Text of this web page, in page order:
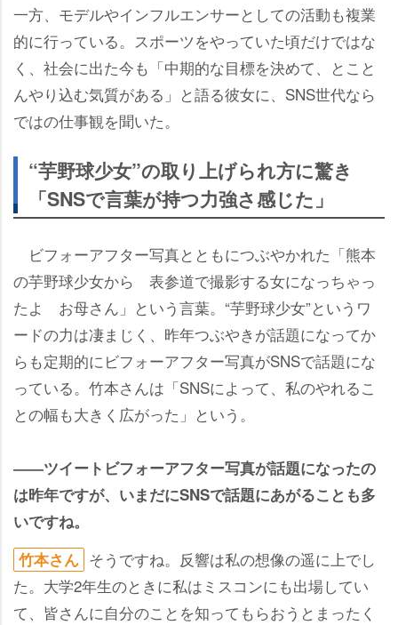
一方、モデルやインフルエンサーとしての活動も複業
的に行っている。スポーツをやっていた頃だけではな
く、社会に出た今も「中期的な目標を決めて、とこと
んやり込む気質がある」と語る彼女に、SNS世代なら
ではの仕事観を聞いた。
“芋野球少女”の取り上げられ方に驚き
「SNSで言葉が持つ力強さ感じた」
ビフォーアフター写真とともにつぶやかれた「熊本
の芋野球少女から 表参道で撮影する女になっちゃっ
たよ お母さん」という言葉。“芋野球少女”というワ
ードの力は凄まじく、昨年つぶやきが話題になってか
らも定期的にビフォーアフター写真がSNSで話題にな
っている。竹本さんは「SNSによって、私のやれるこ
との幅も大きく広がった」という。
――ツイートビフォーアフター写真が話題になったの
は昨年ですが、いまだにSNSで話題にあがることも多
いですね。
竹本さん そうですね。反響は私の想像の遥に上でし
た。大学2年生のときに私はミスコンにも出場してい
て、皆さんに自分のことを知ってもらおうとまったく